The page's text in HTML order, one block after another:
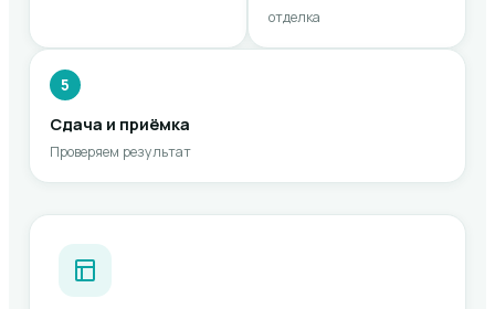
отделка
5
Сдача и приёмка
Проверяем результат